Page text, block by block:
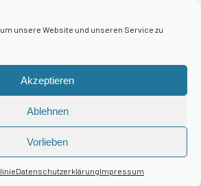
unsere Website und unseren Service zu
Akzeptieren
Ablehnen
Vorlieben
DatenschutzerklärungImpressum